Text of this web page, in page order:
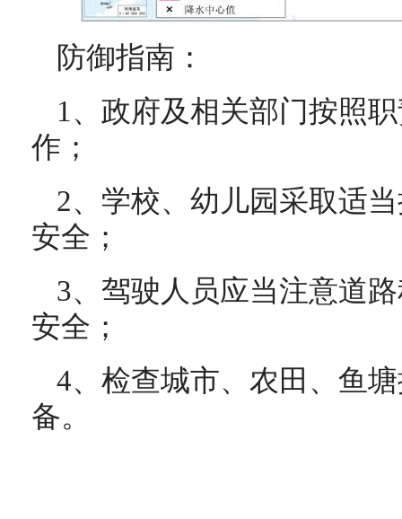
防御指南：
1、政府及相关部门按照
作；
2、学校、幼儿园采取适
安全；
3、驾驶人员应当注意道
安全；
4、检查城市、农田、鱼
备。